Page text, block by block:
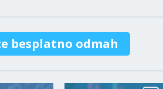
besplatno odmah